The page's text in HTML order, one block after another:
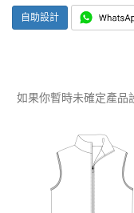
自助設計
如果你暫時未確定產品